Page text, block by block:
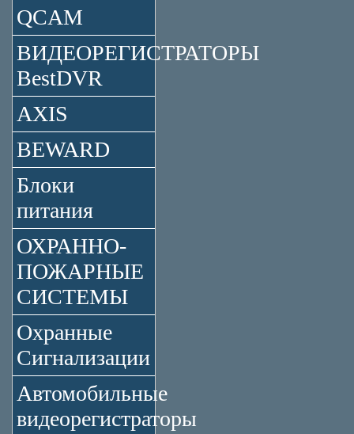
QCAM
ВИДЕОРЕГИСТРАТОРЫ
BestDVR
AXIS
BEWARD
Блоки
питания
ОХРАННО-
ПОЖАРНЫЕ
СИСТЕМЫ
Охранные
Сигнализации
Автомобильные
видеорегистраторы